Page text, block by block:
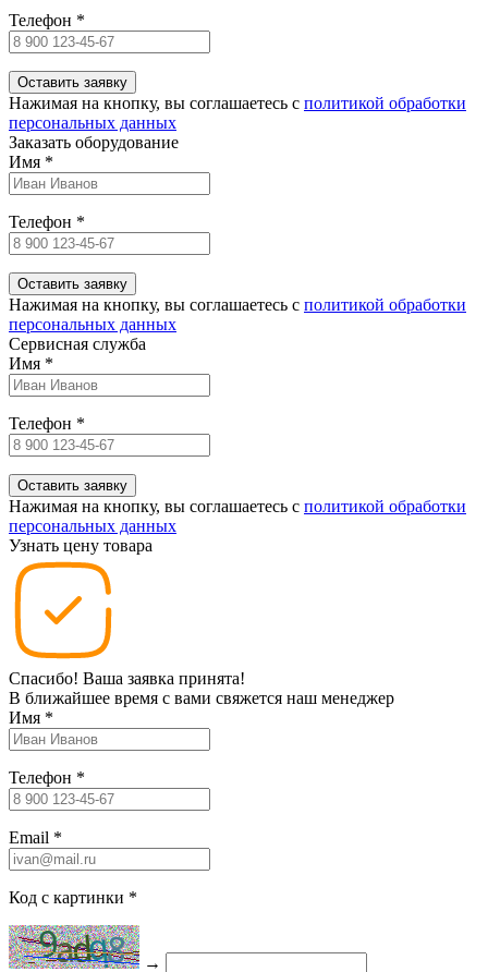
Телефон *
Нажимая на кнопку, вы соглашаетесь c политикой обработки
персональных данных
Заказать оборудование
Имя *
Телефон *
Нажимая на кнопку, вы соглашаетесь c политикой обработки
персональных данных
Сервисная служба
Имя *
Телефон *
Нажимая на кнопку, вы соглашаетесь c политикой обработки
персональных данных
Узнать цену товара
Спасибо! Ваша заявка принята!
В ближайшее время с вами свяжется наш менеджер
Имя *
Телефон *
Email *
Код с картинки *
→